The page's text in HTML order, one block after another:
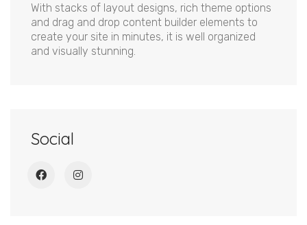
With stacks of layout designs, rich theme options
and drag and drop content builder elements to
create your site in minutes, it is well organized
and visually stunning.
Social